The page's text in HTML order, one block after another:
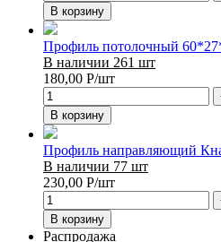
В корзину
Профиль потолочный
В наличии 261 шт
180,00 Р/шт
В корзину
Профиль направляющий
В наличии 77 шт
230,00 Р/шт
В корзину
Распродажа